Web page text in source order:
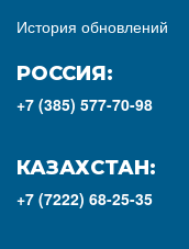
История обновлений
РОССИЯ:
+7 (385) 577-70-98
КАЗАХСТАН:
+7 (7222) 68-25-35